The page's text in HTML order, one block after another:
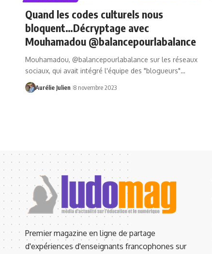
Quand les codes culturels nous
bloquent…Décryptage avec
Mouhamadou @balancepourlabalance
Mouhamadou, @balancepourlabalance sur les réseaux
sociaux, qui avait intégré l'équipe des "blogueurs"…
Aurélie Julien 8 novembre 2023
Premier magazine en ligne de partage
d'expériences d'enseignants francophones sur